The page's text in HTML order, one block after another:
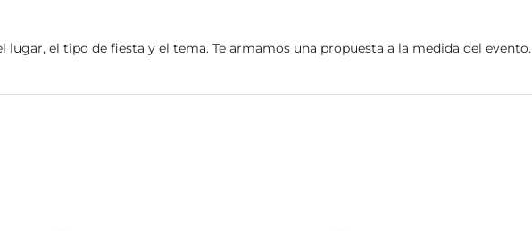
lugar, el tipo de fiesta y el tema. Te armamos una propuesta a la medida del evento.